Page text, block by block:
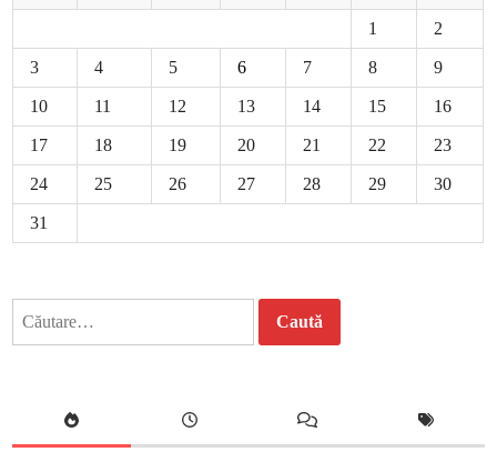
1 2
3 4 5 6 7 8 9
10 11 12 13 14 15 16
17 18 19 20 21 22 23
24 25 26 27 28 29 30
31